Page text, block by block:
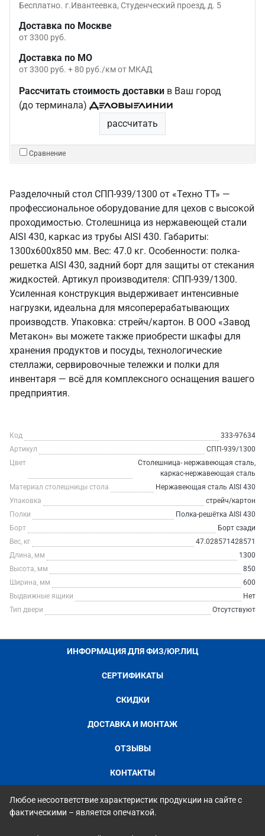
Бесплатно. г.Ивантеевка, Студенческий проезд, д. 5
Доставка по Москве
от 3300 руб.
Доставка по МО
от 3300 руб. + 80 руб./км от МКАД
Рассчитать стоимость доставки в Ваш город
(до терминала)
рассчитать
Сравнение
Разделочный стол СПП-939/1300 от «Техно ТТ» —
профессиональное оборудование для цехов с высокой
проходимостью. Столешница из нержавеющей стали
AISI 430, каркас из трубы AISI 430. Габариты:
1300x600x850 мм. Вес: 47.0 кг. Особенности: полка-
решетка AISI 430, задний борт для защиты от стекания
жидкостей. Артикул производителя: СПП-939/1300.
Усиленная конструкция выдерживает интенсивные
нагрузки, идеальна для мясоперерабатывающих
производств. Упаковка: стрейч/картон. В ООО «Завод
Метакон» вы можете также приобрести шкафы для
хранения продуктов и посуды, технологические
стеллажи, сервировочные тележки и полки для
инвентаря — всё для комплексного оснащения вашего
предприятия.
Код
333-97634
Артикул
СПП-939/1300
Цвет
Столешница- нержавеющая сталь,
каркас-нержавеющая сталь
Материал столешницы стола
Нержавеющая сталь AISI 430
Упаковка
стрейч/картон
Полки
Полка-решётка AISI 430
Борт
Борт сзади
Вес, кг
47.028571428571
Длина, мм
1300
Высота, мм
850
Ширина, мм
600
Выдвижные ящики
Нет
Тип двери
Отсутствуют
ИНФОРМАЦИЯ ДЛЯ ФИЗ/ЮР.ЛИЦ
СЕРТИФИКАТЫ
СКИДКИ
ДОСТАВКА И МОНТАЖ
ОТЗЫВЫ
КОНТАКТЫ
Любое несоответствие характеристик продукции на сайте с
фактическими – является опечаткой.